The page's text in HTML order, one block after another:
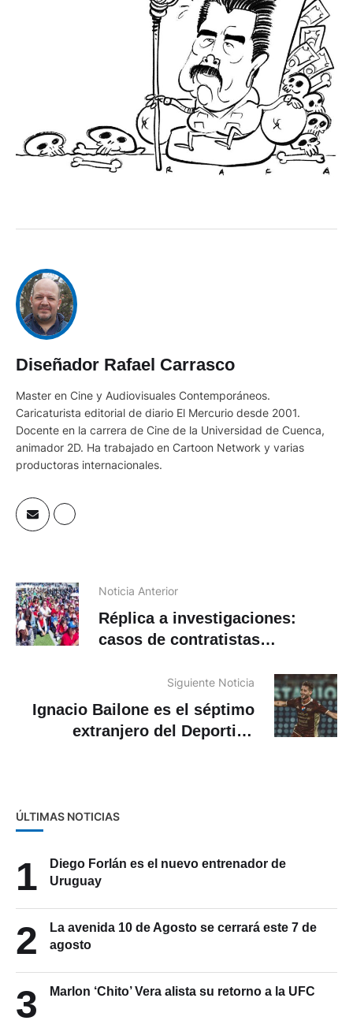
Diseñador Rafael Carrasco
Master en Cine y Audiovisuales Contemporáneos.
Caricaturista editorial de diario El Mercurio desde 2001.
Docente en la carrera de Cine de la Universidad de Cuenca,
animador 2D. Ha trabajado en Cartoon Network y varias
productoras internacionales.
Noticia Anterior
Réplica a investigaciones:
casos de contratistas
Siguiente Noticia
Ignacio Bailone es el séptimo
extranjero del Deportivo
ÚLTIMAS NOTICIAS
1
Diego Forlán es el nuevo entrenador de
Uruguay
2
La avenida 10 de Agosto se cerrará este 7 de
agosto
3 Marlon ‘Chito’ Vera alista su retorno a la UFC